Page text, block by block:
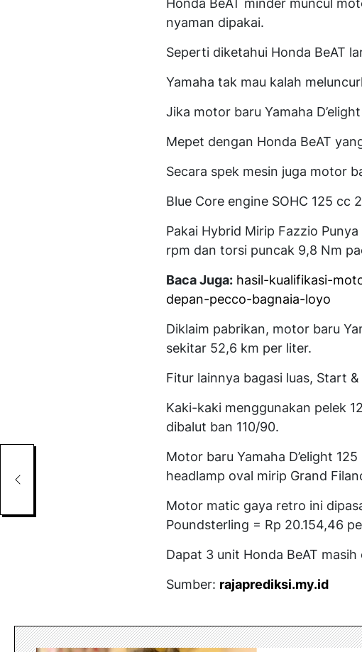
Honda BeAT minder muncul
nyaman dipakai.
Seperti diketahui Honda BeAT
Yamaha tak mau kalah
Jika motor baru Yamaha
Mepet dengan Honda BeAT
Secara spek mesin juga motor
Blue Core engine SOHC 125 cc
Pakai Hybrid Mirip Fazzio
rpm dan torsi puncak 9,8 Nm
Baca Juga: hasil-kualifikasi-
depan-pecco-bagnaia-loyo
Diklaim pabrikan, motor baru
sekitar 52,6 km per liter.
Fitur lainnya bagasi luas, Start
Kaki-kaki menggunakan pelek
dibalut ban 110/90.
Motor baru Yamaha D’elight
headlamp oval mirip Grand
Motor matic gaya retro ini
Poundsterling = Rp 20.154,46
Dapat 3 unit Honda BeAT
Sumber: rajaprediksi.my.id